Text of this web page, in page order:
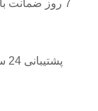
7 روز ضمانت بازگشت
پشتیبانی 24 ساعته